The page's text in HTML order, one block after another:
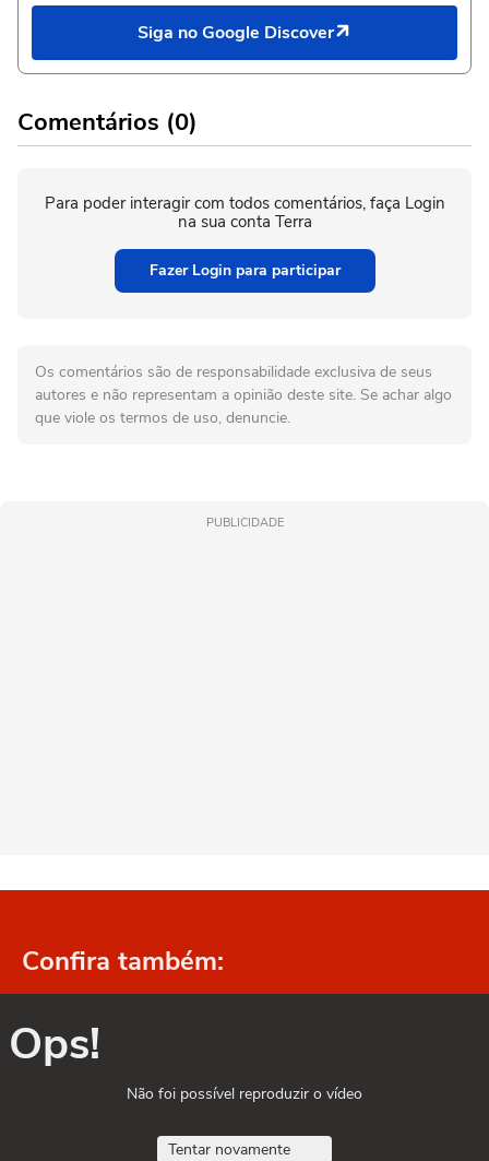
Siga no Google Discover
Comentários (0)
Para poder interagir com todos comentários, faça Login
na sua conta Terra
Fazer Login para participar
Os comentários são de responsabilidade exclusiva de seus
autores e não representam a opinião deste site. Se achar algo
que viole os termos de uso, denuncie.
PUBLICIDADE
Confira também:
Ops!
Não foi possível reproduzir o vídeo
Tentar novamente